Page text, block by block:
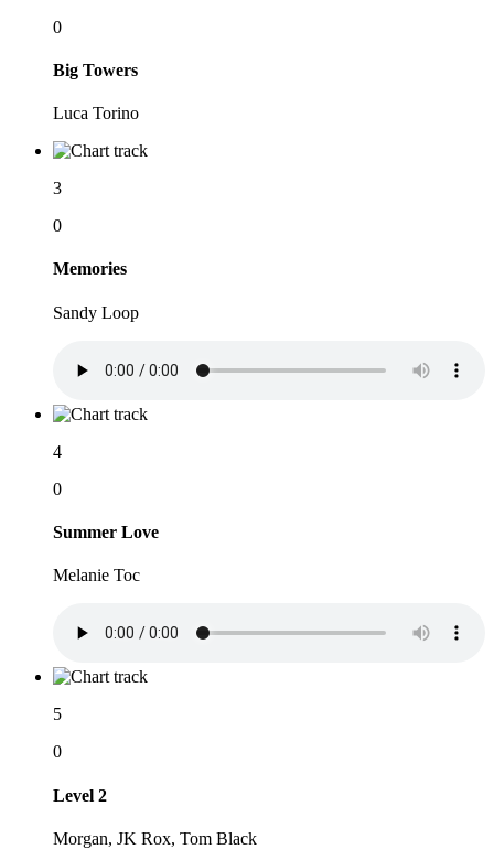
0
Big Towers
Luca Torino
3
0
Memories
Sandy Loop
4
0
Summer Love
Melanie Toc
5
0
Level 2
Morgan, JK Rox, Tom Black